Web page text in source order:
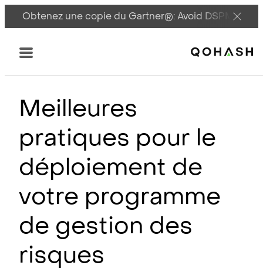
Obtenez une copie du Gartner®: Avoid DSPM
Main Logo
Menu
Meilleures
pratiques pour le
déploiement de
votre programme
de gestion des
risques